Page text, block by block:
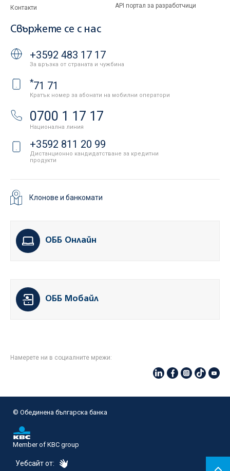
Контакти
API портал за разработчици
Свържете се с нас
+3592 483 17 17
За връзка от страната и чужбина
*71 71
Кратък номер за абонати на мобилни оператори
0700 1 17 17
Национална линия
+3592 811 20 99
Дистанционно кандидатстване за кредитни
продукти
Клонове и банкомати
ОББ Онлайн
ОББ Мобайл
Намерете ни в социалните мрежи:
© Oбединена българска банка
Member of KBC group
Уебсайт от: eDesign